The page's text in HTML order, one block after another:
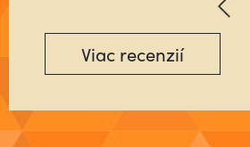
Viac recenzií